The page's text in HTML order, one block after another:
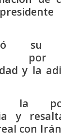
su
y la
la
y
con